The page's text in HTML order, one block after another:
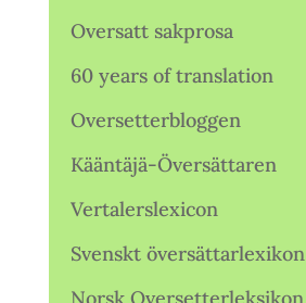
Oversatt sakprosa
60 years of translation
Oversetterbloggen
Kääntäjä-Översättaren
Vertalerslexicon
Svenskt översättarlexikon